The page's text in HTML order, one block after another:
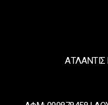
ΑΤΛΑΝΤΙΣ